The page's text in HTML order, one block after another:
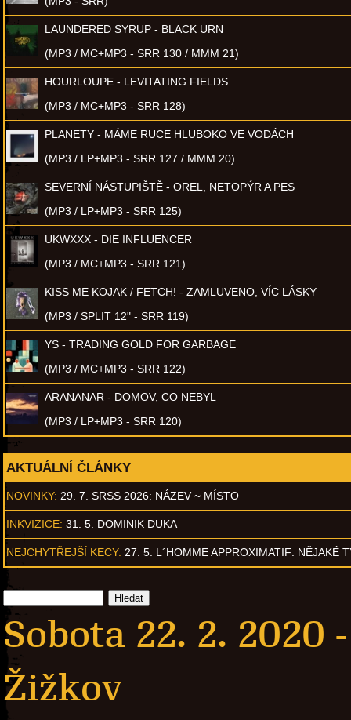
LAUNDERED SYRUP - BLACK URN
(MP3 / MC+MP3 - SRR 130 / MMM 21)
HOURLOUPE - LEVITATING FIELDS
(MP3 / MC+MP3 - SRR 128)
PLANETY - MÁME RUCE HLUBOKO VE VODÁCH
(MP3 / LP+MP3 - SRR 127 / MMM 20)
SEVERNÍ NÁSTUPIŠTĚ - OREL, NETOPÝR A PES
(MP3 / LP+MP3 - SRR 125)
UKWXXX - DIE INFLUENCER
(MP3 / MC+MP3 - SRR 121)
KISS ME KOJAK / FETCH! - ZAMLUVENO, VÍC LÁSKY
(MP3 / SPLIT 12" - SRR 119)
YS - TRADING GOLD FOR GARBAGE
(MP3 / MC+MP3 - SRR 122)
ARANANAR - DOMOV, CO NEBYL
(MP3 / LP+MP3 - SRR 120)
AKTUÁLNÍ ČLÁNKY
NOVINKY: 29. 7. SRSS 2026: NÁZEV ~ MÍSTO
INKVIZICE: 31. 5. DOMINIK DUKA
NEJCHYTŘEJŠÍ KECY: 27. 5. L´HOMME APPROXIMATIF: NĚJAKÉ
Sobota 22. 2. 2020
Žižkov